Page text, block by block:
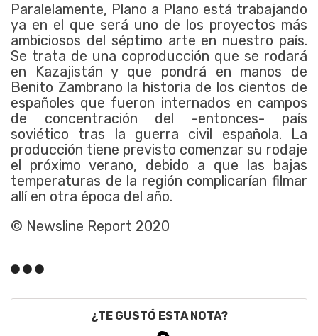
Paralelamente, Plano a Plano está trabajando
ya en el que será uno de los proyectos más
ambiciosos del séptimo arte en nuestro país.
Se trata de una coproducción que se rodará
en Kazajistán y que pondrá en manos de
Benito Zambrano la historia de los cientos de
españoles que fueron internados en campos
de concentración del -entonces- país
soviético tras la guerra civil española. La
producción tiene previsto comenzar su rodaje
el próximo verano, debido a que las bajas
temperaturas de la región complicarían filmar
allí en otra época del año.
© Newsline Report 2020
¿TE GUSTÓ ESTA NOTA?